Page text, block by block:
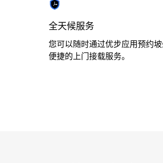
退
键
可
关
全天候服务
您可以随时通过优步应用预约
便捷的上门接载服务。